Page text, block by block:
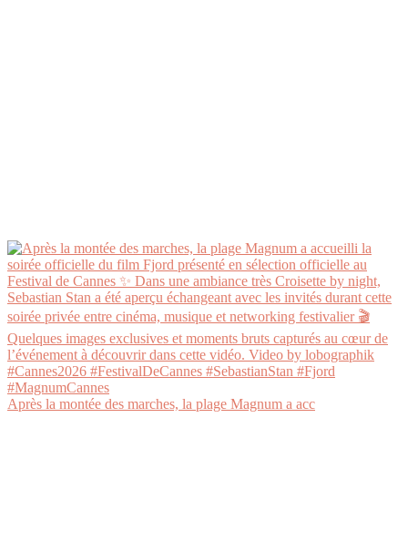
Après la montée des marches, la plage Magnum a acc